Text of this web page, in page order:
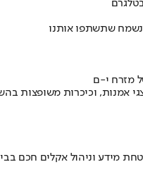
שתשתפו אותנו
מזרח י-ם
מידע וניהול אקלים חכם